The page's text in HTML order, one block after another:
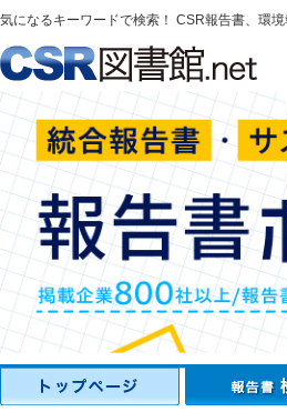
気になるキーワードで検索！ CSR報告書、環